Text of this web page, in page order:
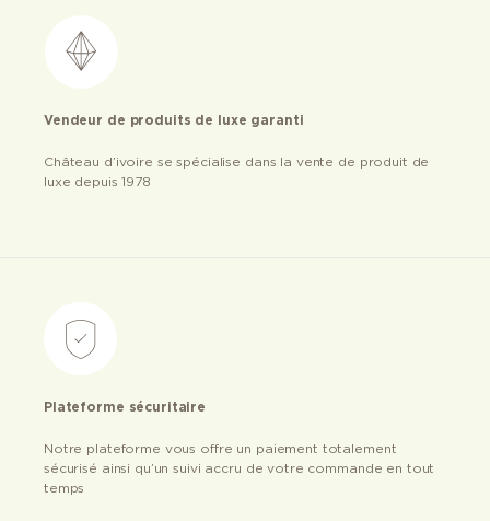
Vendeur de produits de luxe garanti
Château d’ivoire se spécialise dans la vente de produit de
luxe depuis 1978
Plateforme sécuritaire
Notre plateforme vous offre un paiement totalement
sécurisé ainsi qu’un suivi accru de votre commande en tout
temps